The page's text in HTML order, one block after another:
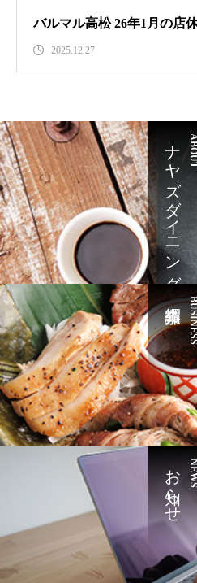
バルマル高松 26年1月の店
2025.12.27
ABOUT
ナヤズダイニング
お知らせ